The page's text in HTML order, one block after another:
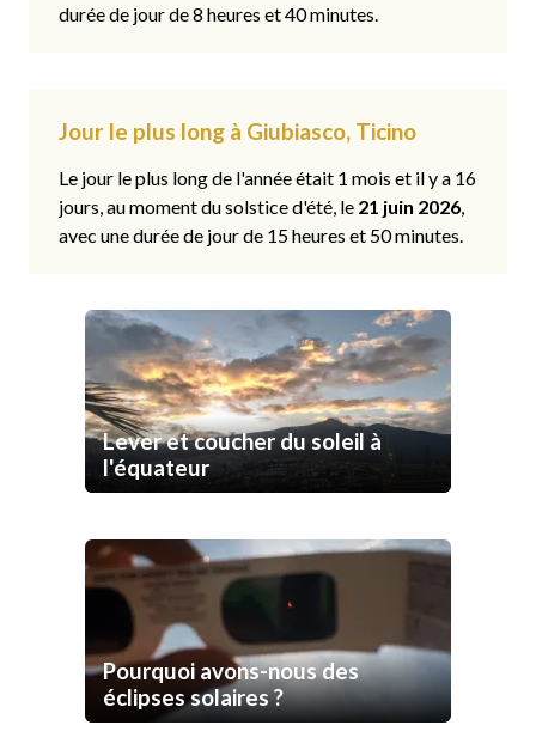
durée de jour de 8 heures et 40 minutes.
Jour le plus long à Giubiasco, Ticino
Le jour le plus long de l'année était 1 mois et il y a 16
jours, au moment du solstice d'été, le 21 juin 2026,
avec une durée de jour de 15 heures et 50 minutes.
Lever et coucher du soleil à
l'équateur
Pourquoi avons-nous des
éclipses solaires ?